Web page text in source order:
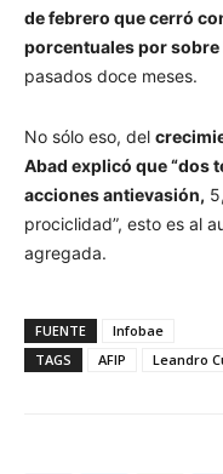
de febrero que cerró
porcentuales por sobre
pasados doce meses.
No sólo eso, del
Abad explicó que “dos
acciones antievasión,
prociclidad”, esto es al
agregada.
FUENTE
Infobae
TAGS
AFIP Leandro